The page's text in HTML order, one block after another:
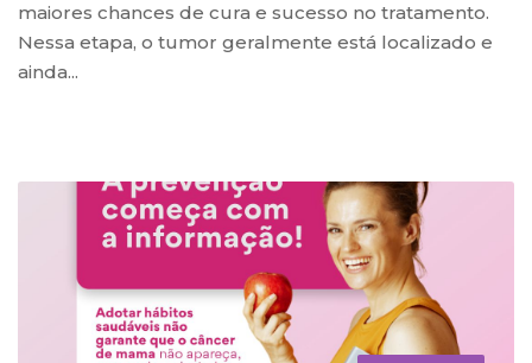
maiores chances de cura e sucesso no tratamento.
Nessa etapa, o tumor geralmente está localizado e
ainda...